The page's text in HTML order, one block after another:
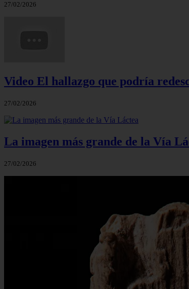
27/02/2026
Video El hallazgo que podría
27/02/2026
La imagen más grande de la Vía
27/02/2026